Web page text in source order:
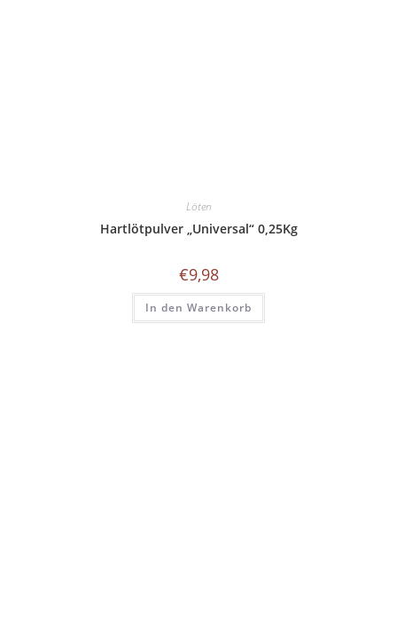
Löten
Hartlötpulver „Universal“ 0,25Kg
€9,98
In den Warenkorb